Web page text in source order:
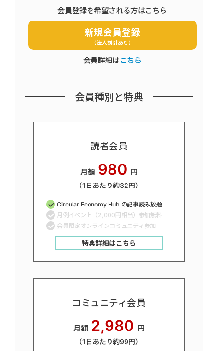
会員登録を希望される方はこちら
新規会員登録
（法人割引あり）
会員詳細はこちら
会員種別と特典
読者会員
月額 980 円
（1日あたり約32円）
Circular Economy Hub の記事読み放題
月例イベント（2,000円相当）参加無料
会員限定オンラインコミュニティ参加
特典詳細はこちら
コミュニティ会員
月額 2,980 円
（1日あたり約99円）